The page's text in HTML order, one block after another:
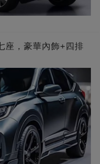
座，豪華內飾+四排